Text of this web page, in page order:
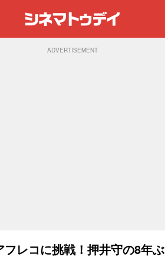
ADVERTISEMENT
レコに挑戦！押井守の8年ぶ